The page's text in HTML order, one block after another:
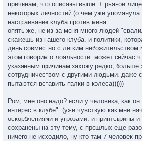
причинам, что описаны выше. + рьяное
некоторых личностей (о чем уже упомянула
настраивание клуба против меня.
опять же, не из-за меня много людей
скажешь из нашего клуба. и политики,
день совместно с легким небожительством
этом говорим о лояльности. может сейчас
указанным причинам захожу редко, больше
сотрудничеством с другими людьми. даже
пытаются вставить палки в колеса))))))
Ром, мне оно надо? если у человека, как
интерес в клубе". (уже чувствую как мне
оскорблениями и угрозами. и принтскрины
сохранены на эту тему, с прошлых еще
ничего не исходило, ну кто там 7 человек